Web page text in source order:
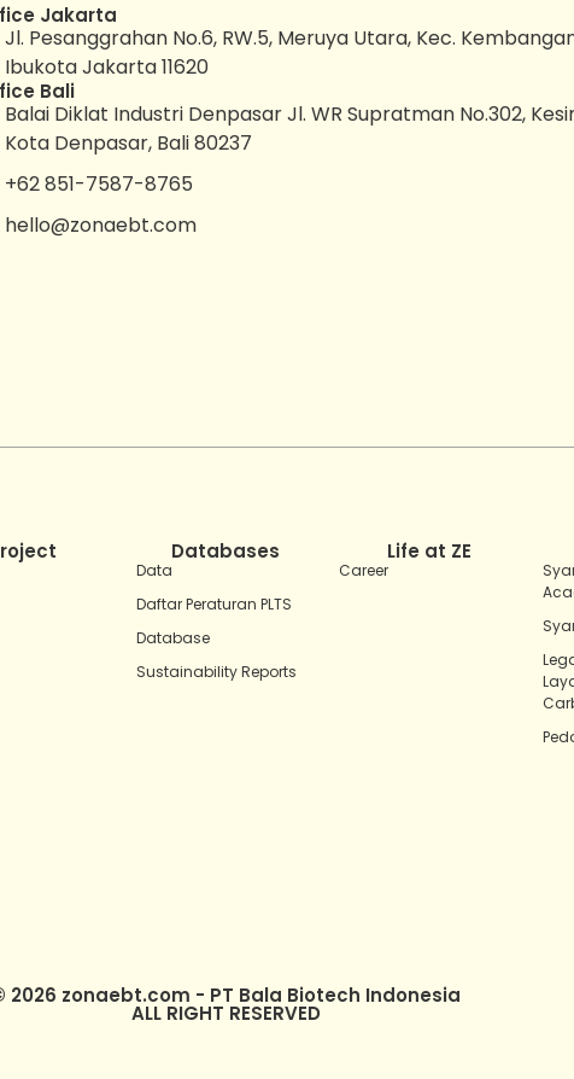
Jakarta
Jl. Pesanggrahan No.6, RW.5, Meruya Utara, Kec.
Ibukota Jakarta 11620
Bali
Balai Diklat Industri Denpasar Jl. WR Supratman No.302,
Kota Denpasar, Bali 80237
+62 851-7587-8765
hello@zonaebt.com
Databases
Data
Daftar Peraturan PLTS
Database
Sustainability Reports
Life at ZE
Career
2026 zonaebt.com - PT Bala Biotech Indonesia
ALL RIGHT RESERVED